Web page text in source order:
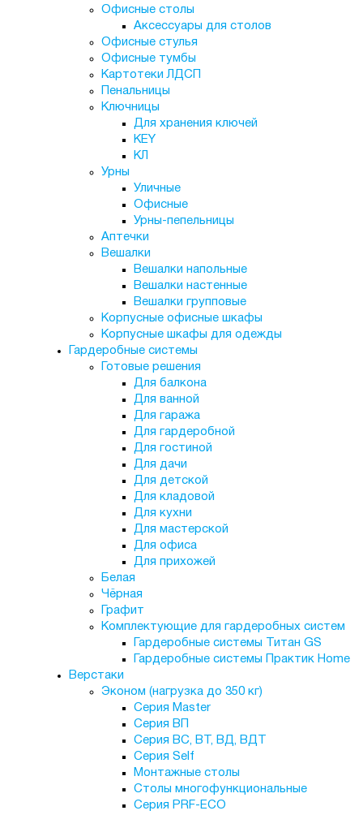
Офисные столы
Аксессуары для столов
Офисные стулья
Офисные тумбы
Картотеки ЛДСП
Пенальницы
Ключницы
Для хранения ключей
KEY
КЛ
Урны
Уличные
Офисные
Урны-пепельницы
Аптечки
Вешалки
Вешалки напольные
Вешалки настенные
Вешалки групповые
Корпусные офисные шкафы
Корпусные шкафы для одежды
Гардеробные системы
Готовые решения
Для балкона
Для ванной
Для гаража
Для гардеробной
Для гостиной
Для дачи
Для детской
Для кладовой
Для кухни
Для мастерской
Для офиса
Для прихожей
Белая
Чёрная
Графит
Комплектующие для гардеробных систем
Гардеробные системы Титан GS
Гардеробные системы Практик Home
Верстаки
Эконом (нагрузка до 350 кг)
Серия Master
Серия ВП
Серия ВС, ВТ, ВД, ВДТ
Серия Self
Монтажные столы
Столы многофункциональные
Серия PRF-ECO